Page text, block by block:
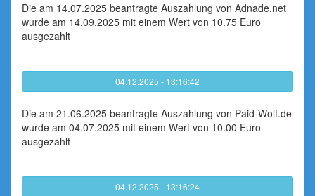
Die am 14.07.2025 beantragte Auszahlung von Adnade.net
wurde am 14.09.2025 mit einem Wert von 10.75 Euro
ausgezahlt
04.12.2025 - 13:16:42
Die am 21.06.2025 beantragte Auszahlung von Paid-Wolf.de
wurde am 04.07.2025 mit einem Wert von 10.00 Euro
ausgezahlt
04.12.2025 - 13:16:24